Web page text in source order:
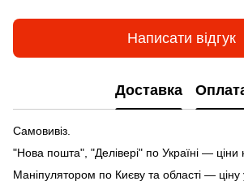
Написати відгук
Доставка
Самовивіз.
"Нова пошта", "Делівері" по Україні — ціни
Маніпулятором по Києву та області — ціну